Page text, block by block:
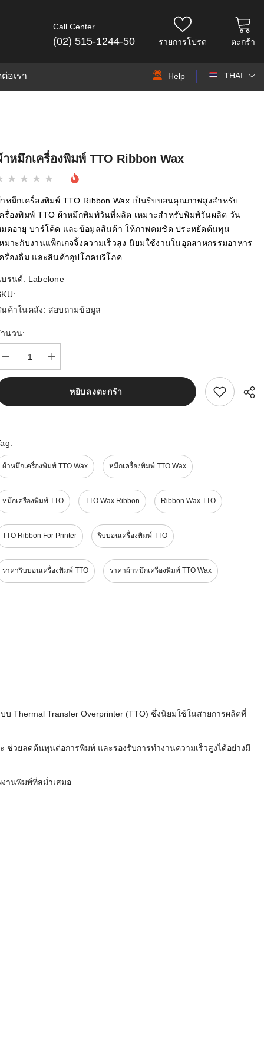
Call Center
(02) 515-1244-50 รายการโปรด ตะกร้า
อเรา Help THAI
าหมึกเครื่องพิมพ์ TTO Ribbon Wax
าหมึกเครื่องพิมพ์ TTO Ribbon Wax เป็นริบบอนคุณภาพสูงสำหรับ
ครื่องพิมพ์ TTO ผ้าหมึกพิมพ์วันที่ผลิต เหมาะสำหรับพิมพ์วันผลิต วัน
ดอายุ บาร์โค้ด และข้อมูลสินค้า ให้ภาพคมชัด ประหยัดต้นทุน
มาะกับงานแพ็กเกจจิ้งความเร็วสูง นิยมใช้งานในอุตสาหกรรมอาหาร
ครื่องดื่ม และสินค้าอุปโภคบริโภค
บรนด์: Labelone
นค้าในคลัง: สอบถามข้อมูล
ำนวน:
หยิบลงตะกร้า สนใจสิ้นค้านี้
ผ้าหมึกเครื่องพิมพ์ TTO Wax หมึกเครื่องพิมพ์ TTO Wax
หมึกเครื่องพิมพ์ TTO TTO Wax Ribbon Ribbon Wax TTO
TTO Ribbon For Printer ริบบอนเครื่องพิมพ์ TTO
ราคาริบบอนเครื่องพิมพ์ TTO ราคาผ้าหมึกเครื่องพิมพ์ TTO Wax
บ Thermal Transfer Overprinter (TTO) ซึ่งนิยมใช้ในสายการผลิตที่
ช่วยลดต้นทุนต่อการพิมพ์ และรองรับการทำงานความเร็วสูงได้อย่างมี
านพิมพ์ที่สม่ำเสมอ